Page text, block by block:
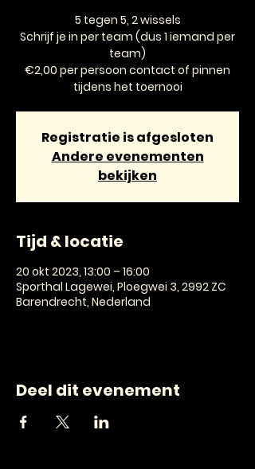
5 tegen 5, 2 wissels
Schrijf je in per team (dus 1 iemand per
team)
€2,00 per persoon contact of pinnen
tijdens het toernooi
Registratie is afgesloten
Andere evenementen
bekijken
Tijd & locatie
20 okt 2023, 13:00 – 16:00
Sporthal Lagewei, Ploegwei 3, 2992 ZC
Barendrecht, Nederland
Deel dit evenement